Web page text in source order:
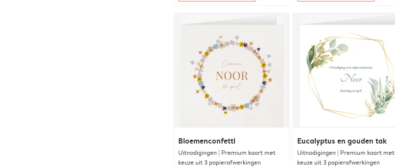
Bloemenconfetti
Uitnodigingen | Premium kaart met
keuze uit 3 papierafwerkingen
Eucalyptus en gouden tak
Uitnodigingen | Premium kaart met
keuze uit 3 papierafwerkingen